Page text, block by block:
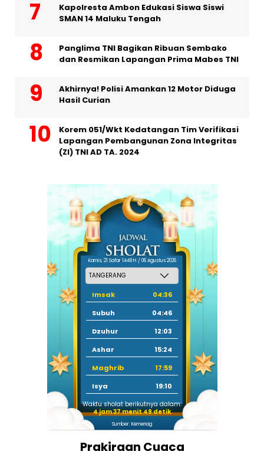
Kapolresta Ambon Edukasi Siswa Siswi
SMAN 14 Maluku Tengah
Panglima TNI Bagikan Ribuan Sembako
dan Resmikan Lapangan Prima Mabes TNI
Akhirnya! Polisi Amankan 12 Motor Diduga
Hasil Curian
Korem 051/Wkt Kedatangan Tim Verifikasi
Lapangan Pembangunan Zona Integritas
(ZI) TNI AD TA. 2024
Kamis, 21 Safar 1448 H / 06 Agustus 2026
Imsak
04:36
Subuh
04:46
Dzuhur
12:03
Ashar
15:24
Maghrib
17:59
Isya
19:10
Waktu sholat berikutnya dalam:
4 jam 37 menit 49 detik
Sumber: Kemenag
Prakiraan Cuaca